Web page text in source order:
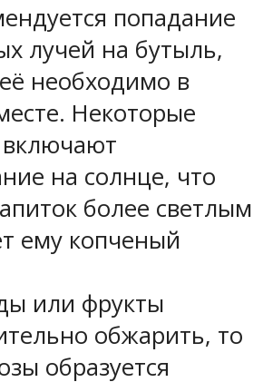
попадание
лучей на бутыль,
необходимо в
Некоторые
на солнце, что
более светлым
ему копченый
или фрукты
обжарить, то
образуется